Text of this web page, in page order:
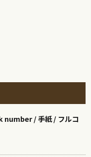
number / 手紙 / フルコ